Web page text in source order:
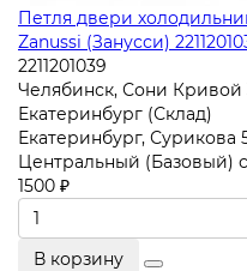
Петля двери
Zanussi (Занусси)
2211201039
Челябинск, Сони Кривой
Екатеринбург (Склад)
Екатеринбург, Сурикова
Центральный (Базовый)
1500 ₽
В корзину